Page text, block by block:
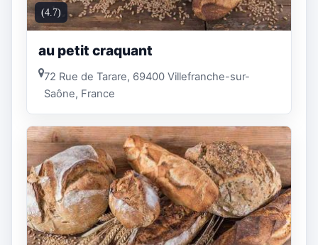
(4.7)
au petit craquant
72 Rue de Tarare, 69400 Villefranche-sur-
Saône, France